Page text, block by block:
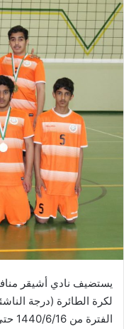
يستضيف نادي أشيقر
لكرة الطائرة (درجة